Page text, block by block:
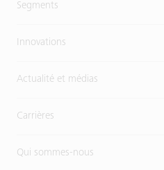
Segments
Innovations
Actualité et médias
Carrières
Qui sommes-nous